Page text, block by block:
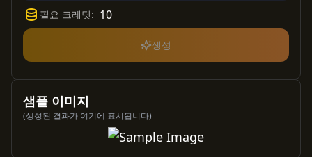
필요 크레딧: 10
생성
샘플 이미지
(생성된 결과가 여기에 표시됩니다)